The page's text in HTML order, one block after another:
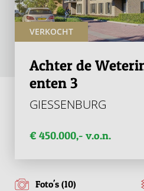
VERKOCHT
Achter de
enten 3
GIESSENBURG
€ 450.000,- v.o.n.
Foto's (10)